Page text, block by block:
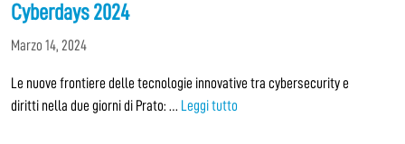
Cyberdays 2024
Marzo 14, 2024
Le nuove frontiere delle tecnologie innovative tra cybersecurity e
diritti nella due giorni di Prato: … Leggi tutto